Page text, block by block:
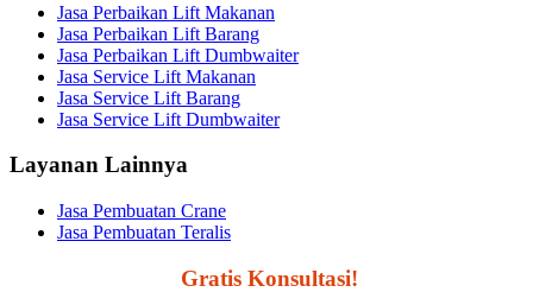
Jasa Perbaikan Lift Makanan
Jasa Perbaikan Lift Barang
Jasa Perbaikan Lift Dumbwaiter
Jasa Service Lift Makanan
Jasa Service Lift Barang
Jasa Service Lift Dumbwaiter
Layanan Lainnya
Jasa Pembuatan Crane
Jasa Pembuatan Teralis
Gratis Konsultasi!